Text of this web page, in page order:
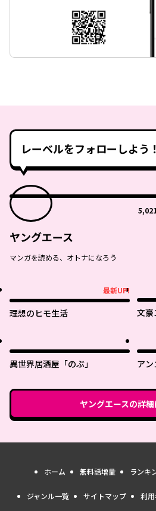
レーベルをフォローしよう！
5,021
ヤングエース
マンガを読める、オトナになろう
最新UP!
理想のヒモ生活
文
異世界居酒屋「のぶ」
ア
ヤングエースの詳
ホーム 無料話増量 ランキ
ジャンル一覧 サイトマップ 利